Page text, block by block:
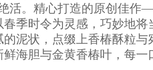
活。精心打造的原创佳
春季时令为灵感，巧妙地
的泥状，点缀上香椿酥粒
鲜海胆与金黄香椿叶，每